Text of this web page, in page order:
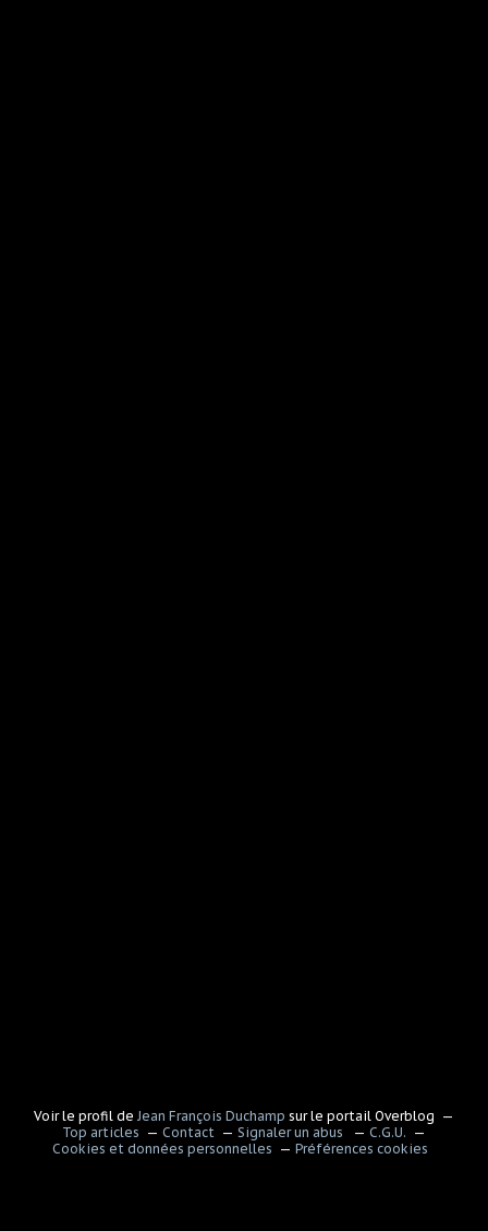
Voir le profil de Jean François Duchamp sur le portail Overblog
Top articles
Contact Signaler un abus
C.G.U.
Cookies et données personnelles
Préférences cookies